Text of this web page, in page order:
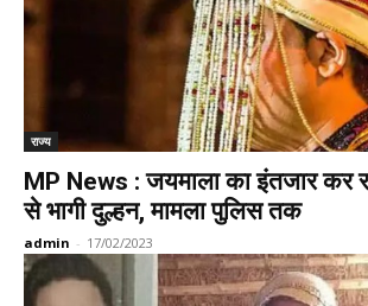
राज्य
MP News : जयमाला का इंतजार कर
से भागी दुल्हन, मामला पुलिस तक
admin - 17/02/2023